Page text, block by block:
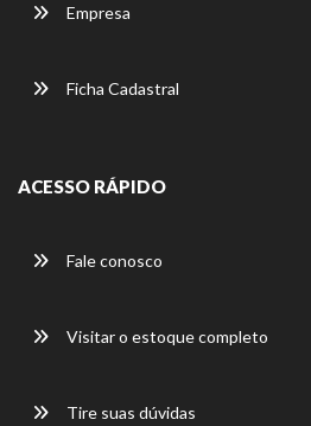
Empresa
Ficha Cadastral
ACESSO RÁPIDO
Fale conosco
Visitar o estoque completo
Tire suas dúvidas